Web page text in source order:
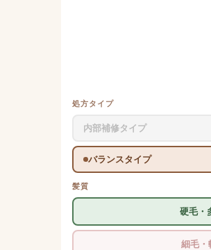
処方タイプ
内部補修タイプ
バランスタイプ
髪質
硬毛・
細毛・